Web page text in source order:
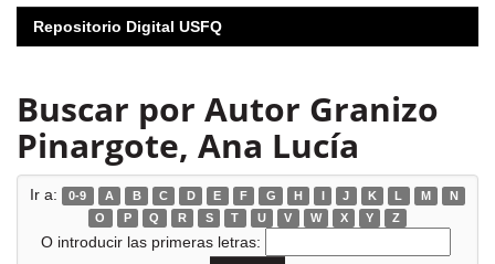
Repositorio Digital USFQ
Buscar por Autor Granizo
Pinargote, Ana Lucía
Ir a: 0-9 A B C D E F G H I J K L M
N
O
P Q R S T U V W X Y Z
O introducir las primeras letras: